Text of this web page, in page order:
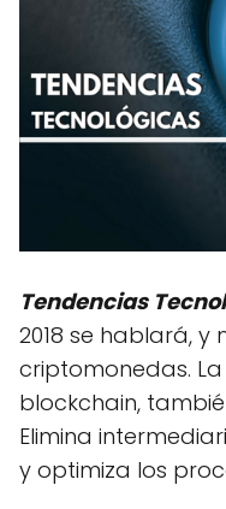
Tendencias
2018 se hablará, y
criptomonedas.
blockchain,
Elimina
y optimiza los